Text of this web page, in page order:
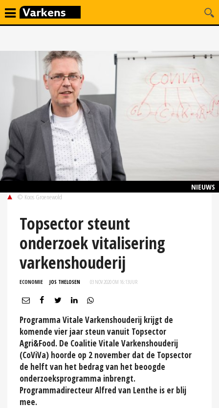
NIEUWS
© Koos Groenewold
Topsector steunt
onderzoek vitalisering
varkenshouderij
ECONOMIE JOS THELOSEN 03 NOV 2020 OM 16:13UUR
Programma Vitale Varkenshouderij krijgt de
komende vier jaar steun vanuit Topsector
Agri&Food. De Coalitie Vitale Varkenshouderij
(CoViVa) hoorde op 2 november dat de Topsector
de helft van het bedrag van het beoogde
onderzoeksprogramma inbrengt.
Programmadirecteur Alfred van Lenthe is er blij
mee.